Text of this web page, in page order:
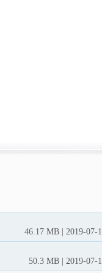
46.17 MB | 2019-07-
50.3 MB | 2019-07-